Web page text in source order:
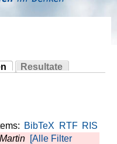
Resultate
BibTeX RTF RIS
[Alle Filter